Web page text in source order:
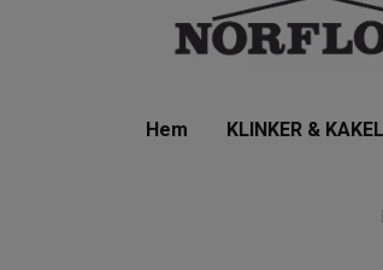
Hem KLINKER & KAKEL